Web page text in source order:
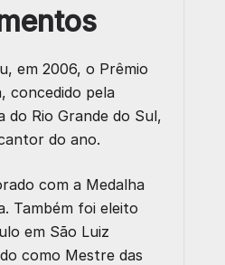
em 2006, o Prêmio
concedido pela
do Rio Grande do Sul,
do ano.
com a Medalha
Também foi eleito
em São Luiz
como Mestre das